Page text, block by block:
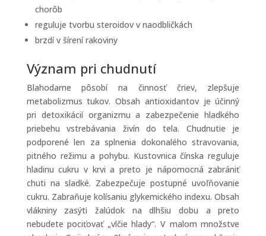
chorôb
reguluje tvorbu steroidov v naodbličkách
brzdí v šírení rakoviny
Význam pri chudnutí
Blahodarne pôsobí na činnosť čriev, zlepšuje
metabolizmus tukov. Obsah antioxidantov je účinný
pri detoxikácií organizmu a zabezpečenie hladkého
priebehu vstrebávania živín do tela. Chudnutie je
podporené len za splnenia dokonalého stravovania,
pitného režimu a pohybu. Kustovnica čínska reguluje
hladinu cukru v krvi a preto je nápomocná zabrániť
chuti na sladké. Zabezpečuje postupné uvoľňovanie
cukru. Zabraňuje kolísaniu glykemického indexu. Obsah
vlákniny zasýti žalúdok na dlhšiu dobu a preto
nebudete pociťovať „vlčie hlady“. V malom množstve